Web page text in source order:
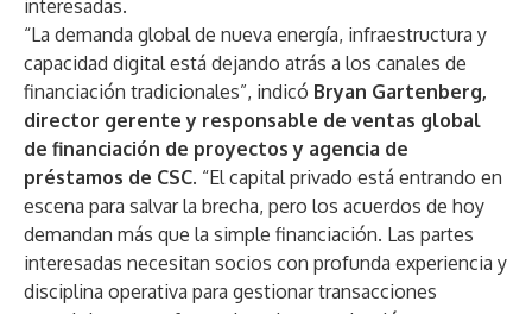
interesadas.
“La demanda global de nueva energía, infraestructura y
capacidad digital está dejando atrás a los canales de
financiación tradicionales”, indicó Bryan Gartenberg,
director gerente y responsable de ventas global
de financiación de proyectos y agencia de
préstamos de CSC. “El capital privado está entrando en
escena para salvar la brecha, pero los acuerdos de hoy
demandan más que la simple financiación. Las partes
interesadas necesitan socios con profunda experiencia y
disciplina operativa para gestionar transacciones